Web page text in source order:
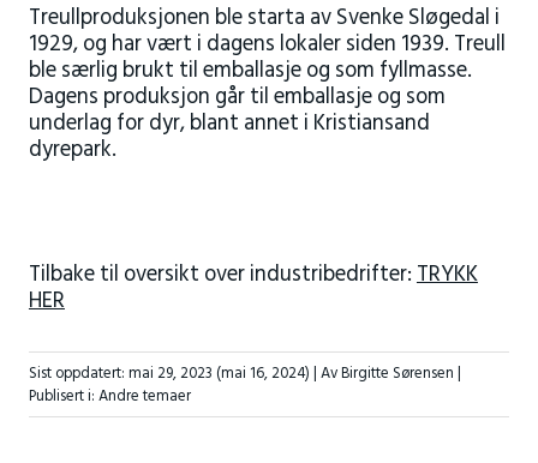
Treullproduksjonen ble starta av Svenke Sløgedal i
1929, og har vært i dagens lokaler siden 1939. Treull
ble særlig brukt til emballasje og som fyllmasse.
Dagens produksjon går til emballasje og som
underlag for dyr, blant annet i Kristiansand
dyrepark.
Tilbake til oversikt over industribedrifter:TRYKK
HER
Sist oppdatert:mai 29, 2023 (mai 16, 2024)| Av Birgitte Sørensen |
Publisert i:Andre temaer